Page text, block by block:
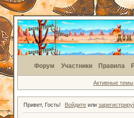
Форум Участники Правила
Активные темы
Привет, Гость! Войдите или